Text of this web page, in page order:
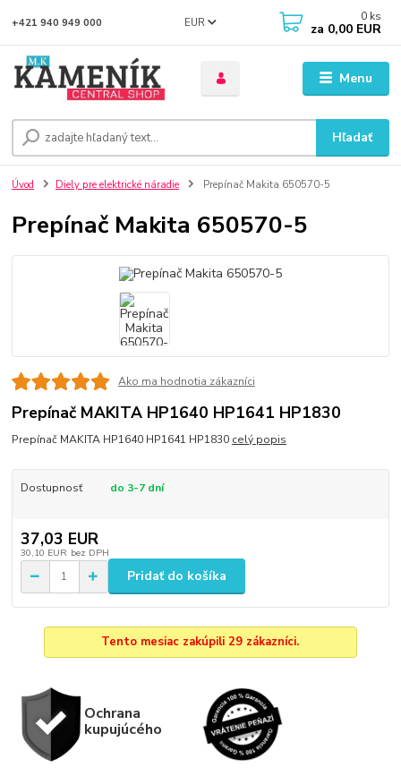
Menu
EUR
Hľadať
+421 940 949 000 0 ks
za 0,00 EUR
Úvod Diely pre elektrické náradie Prepínač Makita 650570-5
Prepínač Makita 650570-5
Ako ma hodnotia zákazníci
Prepínač MAKITA HP1640 HP1641 HP1830
Prepínač MAKITA HP1640 HP1641 HP1830 celý popis
Dostupnosť do 3-7 dní
37,03 EUR
30,10 EUR bez DPH
Pridať do košíka
Tento mesiac zakúpili 29 zákazníci.
Ochrana
kupujúcého